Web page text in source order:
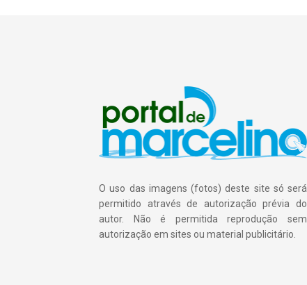
O uso das imagens (fotos) deste site só será
permitido através de autorização prévia do
autor. Não é permitida reprodução sem
autorização em sites ou material publicitário.